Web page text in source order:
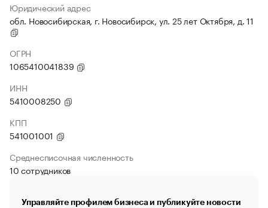
Юридический адрес
обл. Новосибирская, г. Новосибирск, ул. 25 лет Октября, д. 11
ОГРН
1065410041839
ИНН
5410008250
КПП
541001001
Среднесписочная численность
10 сотрудников
Управляйте профилем бизнеса и публикуйте новости